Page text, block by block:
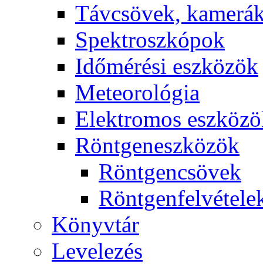
Táv­csö­vek,
Spekt­rosz­kó­pok
Idő­mé­ré­si esz­kö­zök
Me­te­o­ro­ló­gia
Elekt­ro­mos
Rönt­gen­esz­kö­zök
Rönt­gen­csö­vek
Könyv­tár
Le­ve­le­zés